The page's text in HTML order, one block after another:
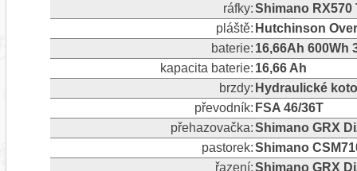
ráfky:Shimano RX570
pláště: Hutchinson
baterie: 16,66Ah 600Wh
kapacita baterie: 16,66 Ah
brzdy: Hydraulické
převodník: FSA 46/36T
přehazovačka:Shimano GRX
pastorek:Shimano
řazení:Shimano GRX